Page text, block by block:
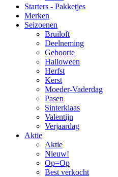
Starters - Pakketjes
Merken
Seizoenen
Bruiloft
Deelneming
Geboorte
Halloween
Herfst
Kerst
Moeder-Vaderdag
Pasen
Sinterklaas
Valentijn
Verjaardag
Aktie
Aktie
Nieuw!
Op=Op
Best verkocht